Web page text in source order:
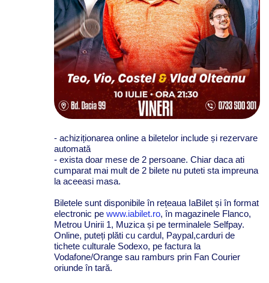
- achiziționarea online a biletelor include și rezervare
automată
- exista doar mese de 2 persoane. Chiar daca ati
cumparat mai mult de 2 bilete nu puteti sta impreuna
la aceeasi masa.
Biletele sunt disponibile în rețeaua IaBilet și în format
electronic pe www.iabilet.ro, în magazinele Flanco,
Metrou Unirii 1, Muzica și pe terminalele Selfpay.
Online, puteți plăti cu cardul, Paypal,carduri de
tichete culturale Sodexo, pe factura la
Vodafone/Orange sau ramburs prin Fan Courier
oriunde în tară.